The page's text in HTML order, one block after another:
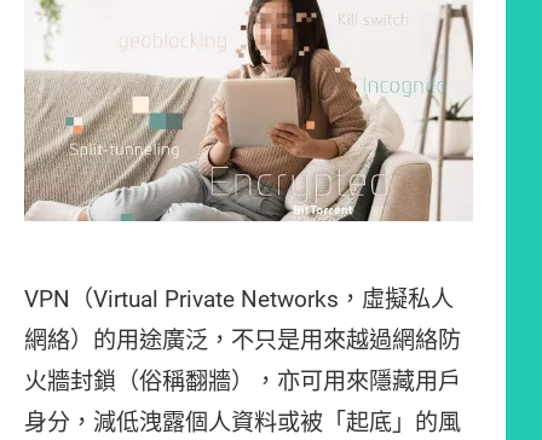
VPN（Virtual Private Networks，虛擬私人
網絡）的用途廣泛，不只是用來越過網絡防
火牆封鎖（俗稱翻牆），亦可用來隱藏用戶
身分，減低洩露個人資料或被「起底」的風